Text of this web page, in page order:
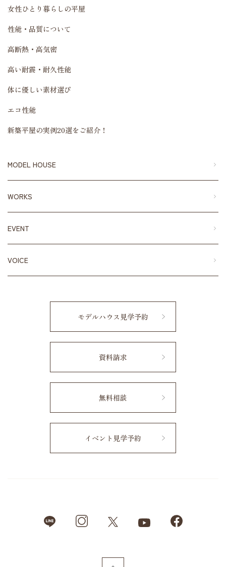
女性ひとり暮らしの平屋
性能・品質について
高断熱・高気密
高い耐震・耐久性能
体に優しい素材選び
エコ性能
新築平屋の実例20選をご紹介！
MODEL HOUSE
WORKS
EVENT
VOICE
モデルハウス見学予約
資料請求
無料相談
イベント見学予約